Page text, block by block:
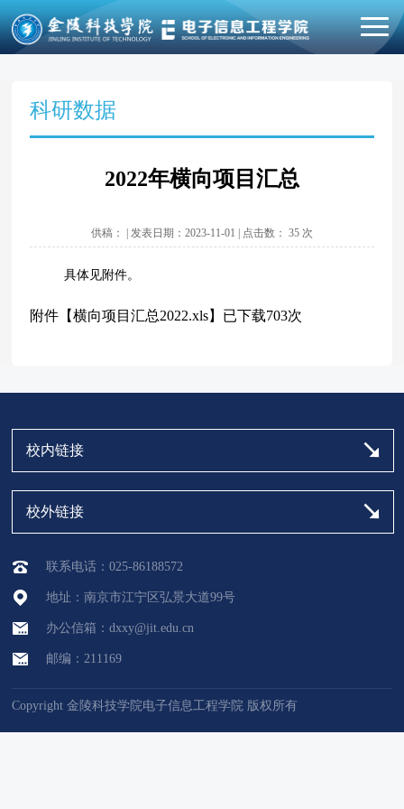
科研数据
2022年横向项目汇总
供稿： | 发表日期：2023-11-01 | 点击数： 35次
具体见附件。
附件【横向项目汇总2022.xls】已下载703次
校内链接
校外链接
联系电话：025-86188572
地址：南京市江宁区弘景大道99号
办公信箱：dxxy@jit.edu.cn
邮编：211169
Copyright 金陵科技学院电子信息工程学院 版权所有